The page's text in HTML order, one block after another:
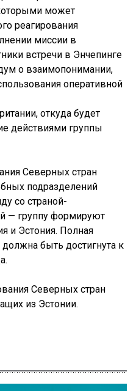
может
реагирования
миссии в
встречи в Энчепинге
о взаимопонимании,
оперативной
откуда будет
действиями группы
Северных стран
подразделений
со страной-
— группу формируют
и Эстония. Полная
быть достигнута к
Северных стран
из Эстонии.